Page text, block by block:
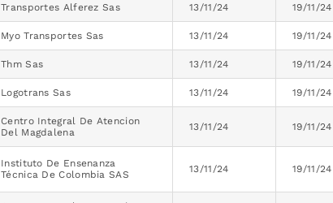
Transportes Alferez Sas 13/11/24 19/11/24
Myo Transportes Sas 13/11/24 19/11/24
Thm Sas 13/11/24 19/11/24
Logotrans Sas 13/11/24 19/11/24
Centro Integral De Atencion
Del Magdalena
13/11/24 19/11/24
Instituto De Ensenanza
Técnica De Colombia SAS
13/11/24 19/11/24